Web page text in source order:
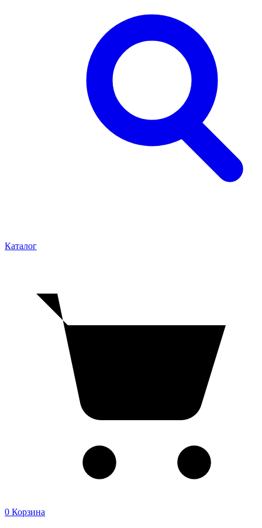
Каталог
0 Корзина